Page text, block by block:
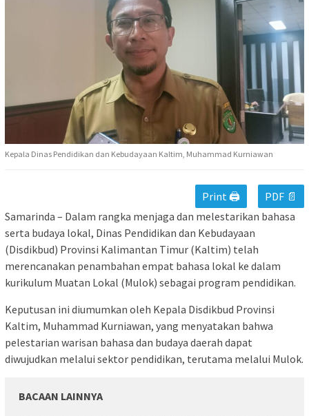
Kepala Dinas Pendidikan dan Kebudayaan Kaltim, Muhammad Kurniawan
Print 🖨
PDF 📄
Samarinda – Dalam rangka menjaga dan melestarikan bahasa
serta budaya lokal, Dinas Pendidikan dan Kebudayaan
(Disdikbud) Provinsi Kalimantan Timur (Kaltim) telah
merencanakan penambahan empat bahasa lokal ke dalam
kurikulum Muatan Lokal (Mulok) sebagai program pendidikan.
Keputusan ini diumumkan oleh Kepala Disdikbud Provinsi
Kaltim, Muhammad Kurniawan, yang menyatakan bahwa
pelestarian warisan bahasa dan budaya daerah dapat
diwujudkan melalui sektor pendidikan, terutama melalui Mulok.
BACAAN LAINNYA